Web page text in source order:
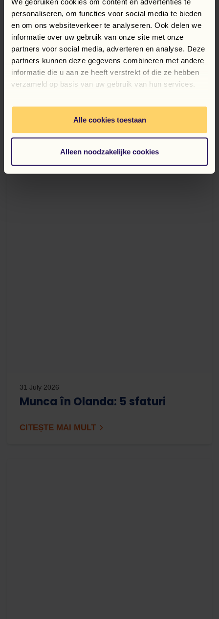
personaliseren, om functies voor social media te bieden
en om ons websiteverkeer te analyseren. Ook delen we
informatie over uw gebruik van onze site met onze
partners voor social media, adverteren en analyse. Deze
partners kunnen deze gegevens combineren met andere
informatie die u aan ze heeft verstrekt of die ze hebben
verzameld op basis van uw gebruik van hun services.
Alle cookies toestaan
Alleen noodzakelijke cookies
OFERTE DE MUNCĂ
Consultați-le aici
RĂMÂNEȚI LACURENT
31 July 2026
Munca în Olanda: 5 sfaturi
CITEȘTE MAI MULT